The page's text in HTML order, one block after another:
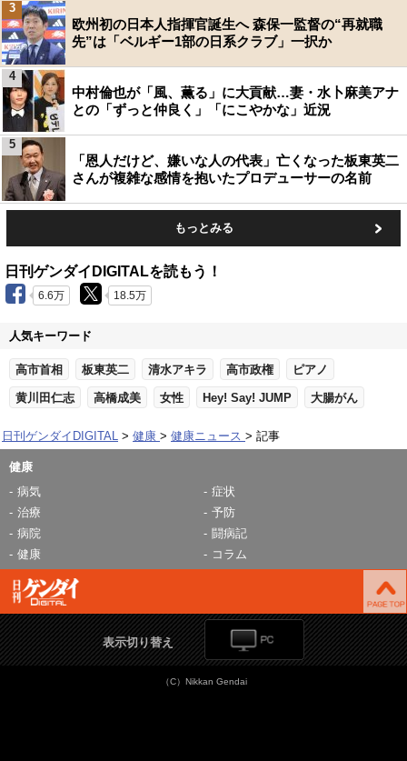
欧州初の日本人指揮官誕生へ 森保一監督の“再就職
先”は「ベルギー1部の日系クラブ」一択か
3
中村倫也が「風、薫る」に大貢献…妻・水卜麻美アナ
との「ずっと仲良く」「にこやかな」近況
4
「恩人だけど、嫌いな人の代表」亡くなった板東英二
さんが複雑な感情を抱いたプロデューサーの名前
5
もっとみる
日刊ゲンダイDIGITALを読もう！
6.6万 18.5万
人気キーワード
高市首相 板東英二 清水アキラ 高市政権 ピアノ
黄川田仁志 高橋成美 女性 Hey! Say! JUMP 大腸がん
日刊ゲンダイDIGITAL 健康 健康ニュース 記事
健康
病気
症状
治療
予防
病院
闘病記
健康
コラム
表示切り替え
（C）Nikkan Gendai